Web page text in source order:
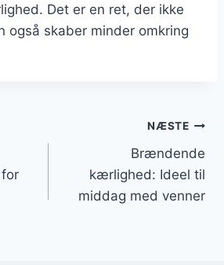
Det er en ret, der ikke
også skaber minder omkring
NÆSTE
Brændende
kærlighed: Ideel til
middag med venner